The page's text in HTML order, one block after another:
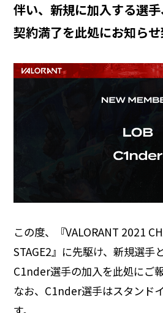
伴い、新規に加入する選
契約満了を此処にお知らせ
この度、『VALORANT 2021
STAGE2』に先駆け、新規選手
C1nder選手の加入を此処にご報
なお、C1nder選手はスタンド